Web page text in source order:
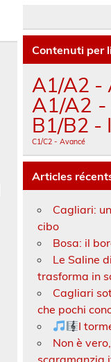
Contenuti per
A1/A2 -
A1/A2
B1/B2 -
C1/C2 - Avancé
Articles
Cagliari:
cibo
Bosa: il
Le Saline
trasforma in
Cagliari
che pochi
I
Non è